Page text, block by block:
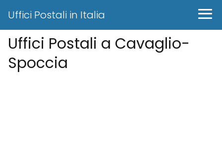
Uffici Postali in Italia
Uffici Postali a Cavaglio-
Spoccia